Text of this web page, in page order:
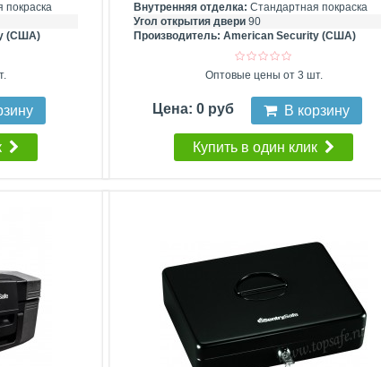
покраска
(США)
Внутренняя отделка: Стандартная покраска
Угол открытия двери 90
Производитель:American Security (США)
Оптовые цены от 3 шт.
Цена: 0 руб В корзину
Купить в один клик